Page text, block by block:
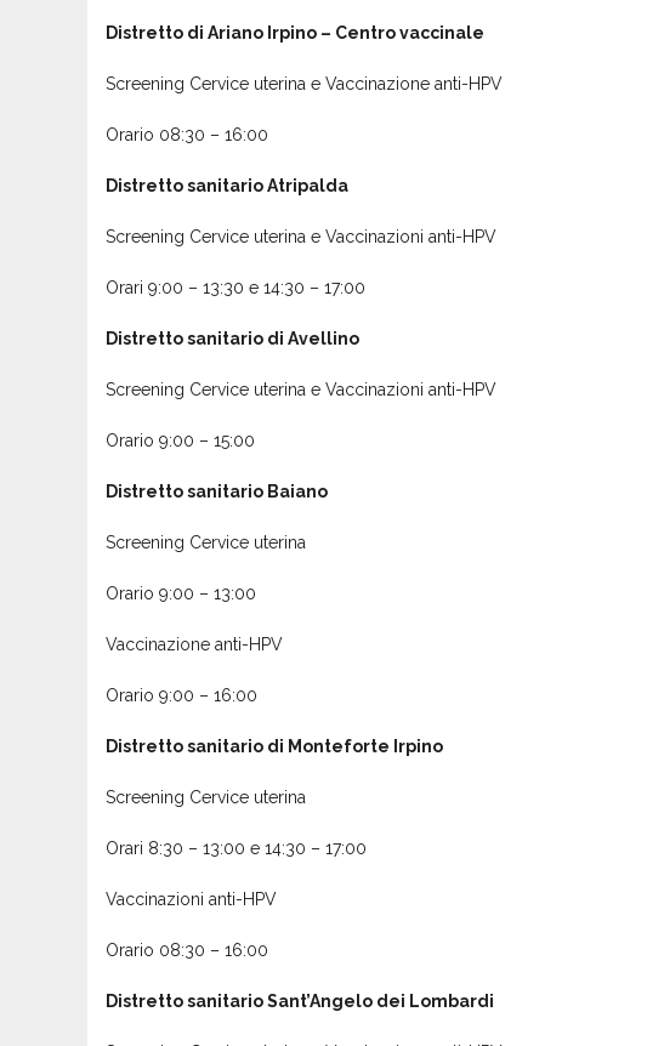
Distretto di Ariano Irpino – Centro vaccinale
Screening Cervice uterina e Vaccinazione anti-HPV
Orario 08:30 – 16:00
Distretto sanitario Atripalda
Screening Cervice uterina e Vaccinazioni anti-HPV
Orari 9:00 – 13:30 e 14:30 – 17:00
Distretto sanitario di Avellino
Screening Cervice uterina e Vaccinazioni anti-HPV
Orario 9:00 – 15:00
Distretto sanitario Baiano
Screening Cervice uterina
Orario 9:00 – 13:00
Vaccinazione anti-HPV
Orario 9:00 – 16:00
Distretto sanitario di Monteforte Irpino
Screening Cervice uterina
Orari 8:30 – 13:00 e 14:30 – 17:00
Vaccinazioni anti-HPV
Orario 08:30 – 16:00
Distretto sanitario Sant’Angelo dei Lombardi